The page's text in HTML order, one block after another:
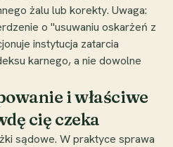
żalu lub korekty. Uwaga:
o "usuwaniu oskarżeń z
instytucja zatarcia
karnego, a nie dowolne
i właściwe
cię czeka
sądowe. W praktyce sprawa